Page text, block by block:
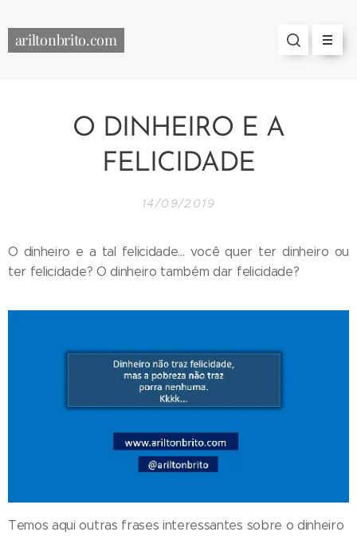
ariltonbrito.com
O DINHEIRO E A
FELICIDADE
14/09/2019
O dinheiro e a tal felicidade... você quer ter dinheiro ou
ter felicidade? O dinheiro também dar felicidade?
Temos aqui outras frases interessantes sobre o dinheiro